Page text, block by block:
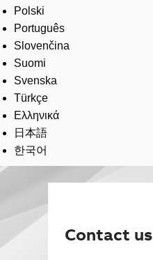
Polski
Português
Slovenčina
Suomi
Svenska
Türkçe
Ελληνικά
日本語
한국어
Contact us